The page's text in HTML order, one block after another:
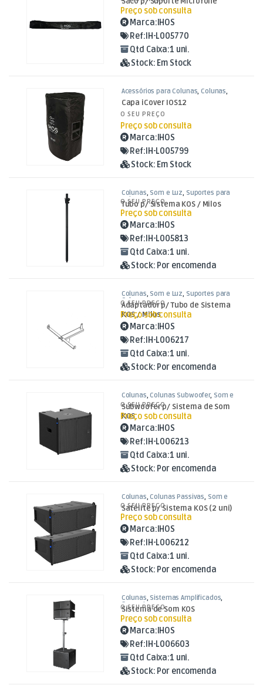
Preço sob consulta
Marca: IHOS
Ref: IH-L005770
Qtd Caixa:1 uni.
Stock: Em Stock
Acessórios para Colunas,Colunas,
Som e Luz
Capa iCover IOS12
O SEU PREÇO
Preço sob consulta
Marca: IHOS
Ref: IH-L005799
Stock: Em Stock
Colunas, Som e Luz, Suportes para
Colunas
Tubo p/ Sistema KOS / Milos
O SEU PREÇO
Preço sob consulta
Marca:IHOS
Ref:IH-L005813
Qtd Caixa:1 uni.
Stock: Por encomenda
Colunas, Som e Luz, Suportes para
Colunas
Adaptador p/ Tubo de Sistema
KOS / Milos
O SEU PREÇO
Preço sob consulta
Marca: IHOS
Ref: IH-L006217
Qtd Caixa:1 uni.
Stock: Por encomenda
Colunas,Colunas Subwoofer, Som e
Luz
Subwoofer p/ Sistema de Som
KOS
O SEU PREÇO
Preço sob consulta
Marca: IHOS
Ref: IH-L006213
Qtd Caixa:1 uni.
Stock: Por encomenda
Colunas,Colunas Passivas, Som e
Luz
Satélite p/ Sistema KOS (2 uni)
O SEU PREÇO
Preço sob consulta
Marca:IHOS
Ref:IH-L006212
Qtd Caixa:1 uni.
Stock: Por encomenda
Colunas, Sistemas Amplificados,
Som e Luz
Sistema de Som KOS
O SEU PREÇO
Preço sob consulta
Marca: IHOS
Ref: IH-L006603
Qtd Caixa:1 uni.
Stock: Por encomenda